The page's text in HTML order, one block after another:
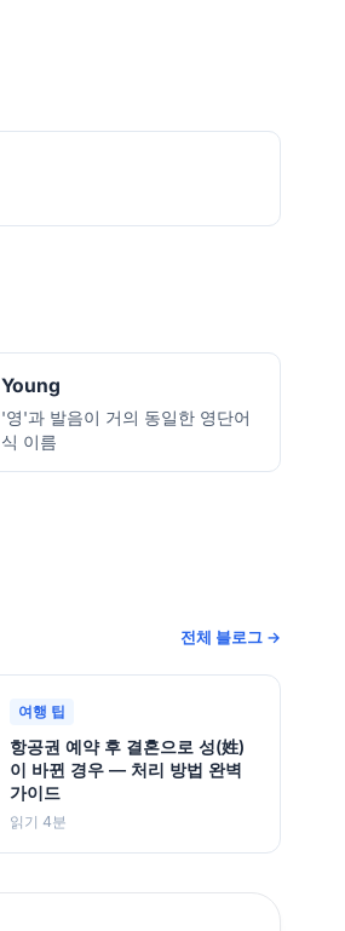
Young
'영'과 발음이 거의 동일한 영단어
식 이름
전체 블로그 →
여행 팁
항공권 예약 후 결혼으로 성(姓)
이 바뀐 경우 — 처리 방법 완벽
가이드
읽기 4분